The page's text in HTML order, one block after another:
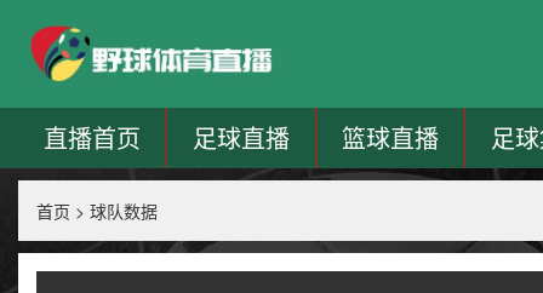
直播首页 足球直播 篮球直播 足
首页 > 球队数据